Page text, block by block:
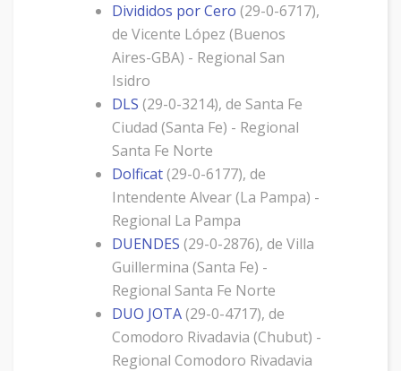
Divididos por Cero (29-0-6717),
de Vicente López (Buenos
Aires-GBA) - Regional San
Isidro
DLS (29-0-3214), de Santa Fe
Ciudad (Santa Fe) - Regional
Santa Fe Norte
Dolficat(29-0-6177), de
Intendente Alvear (La Pampa) -
Regional La Pampa
DUENDES (29-0-2876), de Villa
Guillermina (Santa Fe) -
Regional Santa Fe Norte
DUO JOTA(29-0-4717), de
Comodoro Rivadavia (Chubut) -
Regional Comodoro Rivadavia